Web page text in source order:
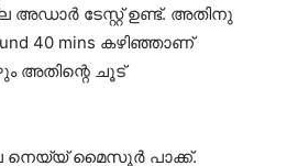
അഡാർ ടേസ്റ്റ് ഉണ്ട്. അതിനു
40 mins കഴിഞ്ഞാണ്
അതിന്റെ ചൂട്
നെയ്യ് മൈസൂർ പാക്ക്.